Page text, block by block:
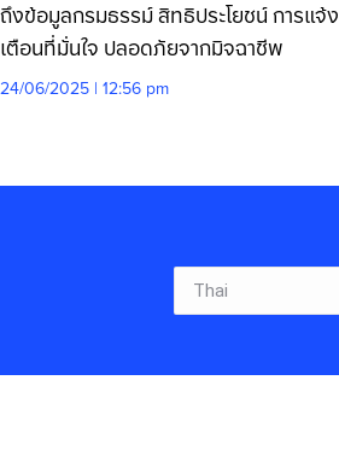
ถึงข้อมูลกรมธรรม์ สิทธิประโยชน์ การแจ้ง
เตือนที่มั่นใจ ปลอดภัยจากมิจฉาชีพ
24/06/2025 | 12:56 pm